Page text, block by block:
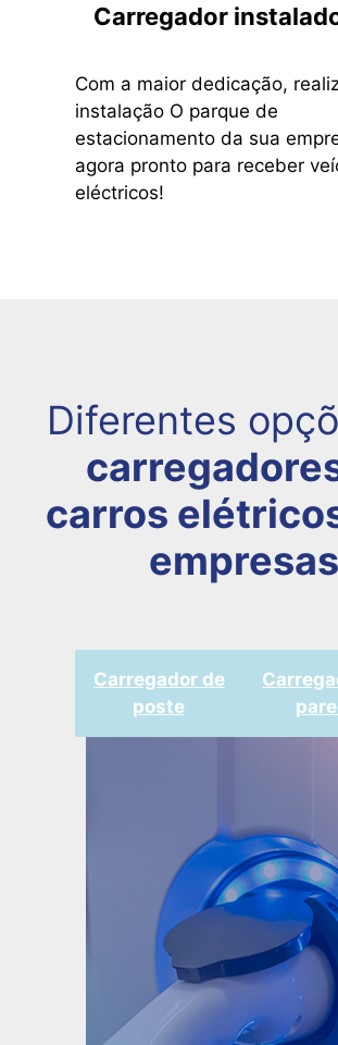
Carregador
Com a maior dedicação,
instalação O parque de
estacionamento da sua
agora pronto para receber
eléctricos!
Diferentes
carros
empresas
Carregador de
poste